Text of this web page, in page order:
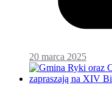
20 marca 2025